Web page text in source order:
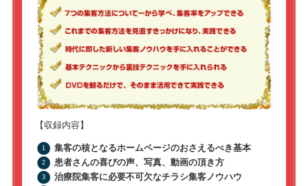
【収録内容】
集客の核となるホームページのおさえるべき基本
患者さんの喜びの声、写真、動画の頂き方
治療院集客に必要不可欠なチラシ集客ノウハウ